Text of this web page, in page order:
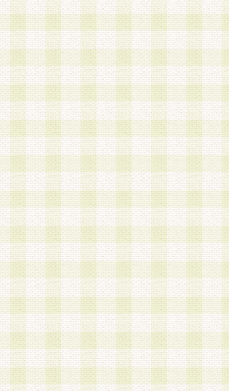
c.会員からの電話、メール等の問い合わせなどへ
d.その他これらに付随する業務
2.当社は、会員個人を識別することのできる情報
会員情報を本人の承諾なく第三者に開示すること
人を識別できる情報について第三者に開示または
社は事前に会員本人の同意を得るものとします。
3.前項の定めに拘わらず、当社は、以下の目的に
意を 得ることなく、会員個人を識別できる情報
づき選定した委託業者に対して当社の責任におい
できるものとします。な お、当社は、当該委託
契約を締結しこれを遵守させるとともに、本規約
の注意をもって当該情報を使用させるものとし ま
a.本サービスに係る謝礼、景品、調査サンプル品
b.会員からの電話、メール等の問い合わせなどへ
c.モバイルリサーチ、またはグループ形式による
実施もしくは運営
d.その他これらに付随する業務
4.会員は、住所、電話番号その他の登録情報につ
合は、速やかに当社所定の変更手続きを行うもの
5.当社は、必要と認めた場合、会員に対して、電
手段により登録情報の対象者が会員登録者本人で
の内容が正確であること、アンケートの回答内容
うことができるものとます。
6.会員は、会員登録後当社が定期的に行う登録情
して、当社指定の期間内に更新手続きを行うもの
該期間内に更新手続きを行わない場合、その時点
発行したポイントは失効されるものとします。